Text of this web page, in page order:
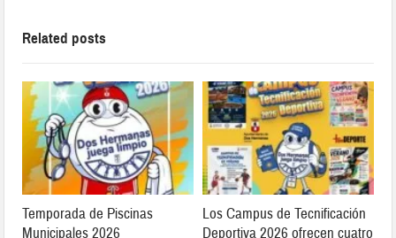
Related posts
Temporada de Piscinas
Municipales 2026
Los Campus de Tecnificación
Deportiva 2026 ofrecen cuatro